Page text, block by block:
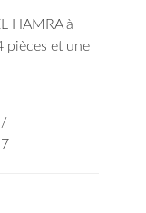
HAMRA à
pièces et une
/